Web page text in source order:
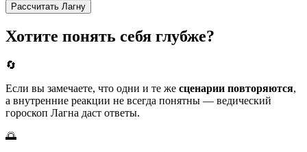
Рассчитать Лагну
Хотите понять себя глубже?
🔄
Если вы замечаете, что одни и те же сценарии повторяются,
а внутренние реакции не всегда понятны — ведический
гороскоп Лагна даст ответы.
🌅